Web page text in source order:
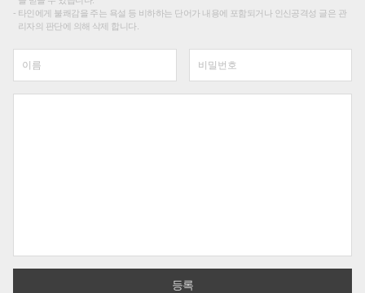
타인에게 불쾌감을 주는 욕설 등 비하하는 단어가 내용에 포함되거나 인신공격성 글은 관
리자의 판단에 의해 삭제 합니다.